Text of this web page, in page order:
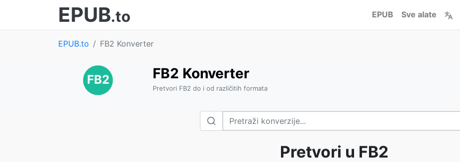
EPUB.to EPUB Sve alate
EPUB.to FB2 Konverter
FB2 FB2 Konverter
Pretvori FB2 do i od različitih formata
Pretvori u FB2